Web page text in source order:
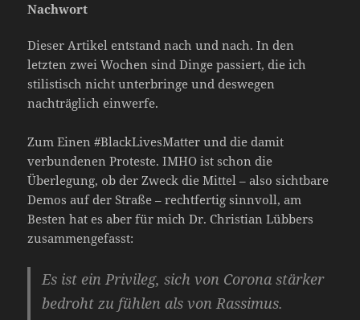
Nachwort
Dieser Artikel entstand nach und nach. In den
letzten zwei Wochen sind Dinge passiert, die ich
stilistisch nicht unterbringe und deswegen
nachträglich einwerfe.
Zum Einen #BlackLivesMatter und die damit
verbundenen Proteste. IMHO ist schon die
Überlegung, ob der Zweck die Mittel – also sichtbare
Demos auf der Straße – rechtfertig sinnvoll, am
Besten hat es aber für mich Dr. Christian Lübbers
zusammengefasst:
Es ist ein Privileg, sich von Corona stärker
bedroht zu fühlen als von Rassimus.